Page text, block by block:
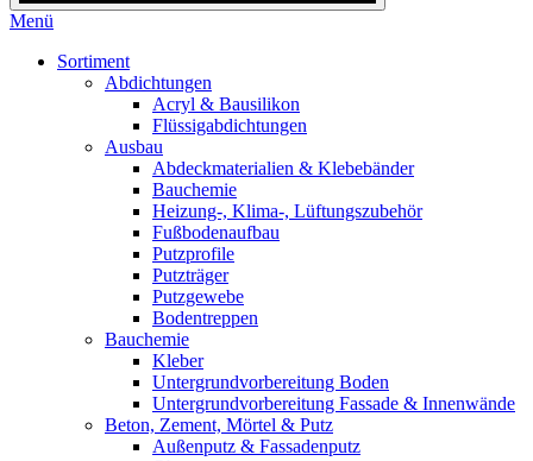
Menü
Sortiment
Abdichtungen
Acryl & Bausilikon
Flüssigabdichtungen
Ausbau
Abdeckmaterialien & Klebebänder
Bauchemie
Heizung-, Klima-, Lüftungszubehör
Fußbodenaufbau
Putzprofile
Putzträger
Putzgewebe
Bodentreppen
Bauchemie
Kleber
Untergrundvorbereitung Boden
Untergrundvorbereitung Fassade & Innenwände
Beton, Zement, Mörtel & Putz
Außenputz & Fassadenputz